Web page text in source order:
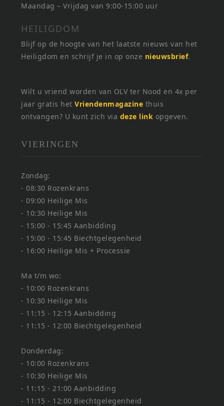
Maandag – Vrijdag van 9:00-15:00 uur
HEILIGDOM
Blijf op de hoogte van het laatste nieuws van het
Heiligdom en schrijf je in op onze nieuwsbrief.
Wilt u vriend worden van OLV ter Nood en 4x per
jaar gratis hetVriendenmagazine thuis
ontvangen? U kunt zich via deze link opgeven.
VIERINGEN
Zondag:
- 08:30 Rozenkrans
- 09:00 Heilige Mis
- 10:30 Heilige Mis
- 15:00 - 15:45 Aanbidding
- 15:00 - 15:45 Biechtgelegenheid
- 16:00 Heilige Mis + Processie
Ma t/m wo:
- 10:00 Rozenkrans
- 10:30 Heilige Mis
- 11:15 - 12:15 Aanbidding
- 11:15 - 12:00 Biechtgelegenheid
Donderdag:
- 10:00 Rozenkrans
- 10:30 Heilige Mis
- 11:15 - 21:00 Aanbidding
- 11:15 - 12:00 Biechtgelegenheid